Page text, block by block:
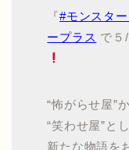
『#モンスタ
ープラス で５
“怖がらせ屋”
“笑わせ屋”と
新たな物語を